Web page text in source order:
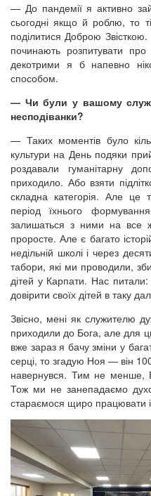
— До пандемії я активно
сьогодні якщо й роблю, то
поділитися Доброю
починають розпитувати
декотрими я б напевно
способом.
— Чи були у вашому
несподіванки?
— Таких моментів було
культури на День подяки
роздавали гуманітарну
приходило. Або взяти
складна категорія. Але
період їхнього
залишаться з ними на все
проросте. Але є багато
недільній школі і через
табори, які ми проводили,
дітей у Карпати. Нас
довірити своїх дітей в таку
Звісно, мені як служителю
приходили до Бога, але для
вже зараз я бачу зміни у
серці, то згадую Ноя — він
навернувся. Тим не менше,
Тож ми не занепадаємо
стараємося щиро працювати